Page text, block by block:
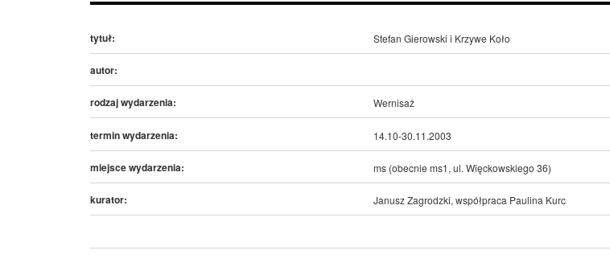
tytuł: Stefan Gierowski i Krzywe Koło
autor:
rodzaj wydarzenia: Wernisaż
termin wydarzenia: 14.10-30.11.2003
miejsce wydarzenia: ms (obecnie ms1, ul. Więckowskiego 36)
kurator: Janusz Zagrodzki, współpraca Paulina Kurc